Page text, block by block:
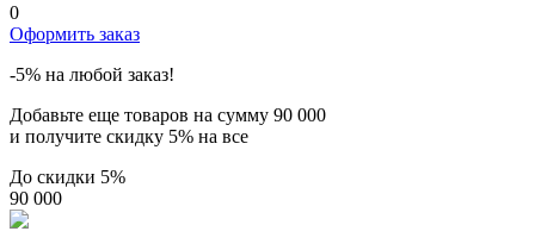
0
Оформить заказ
-5% на любой заказ!
Добавьте еще товаров на сумму 90 000
и получите скидку 5% на все
До скидки 5%
90 000